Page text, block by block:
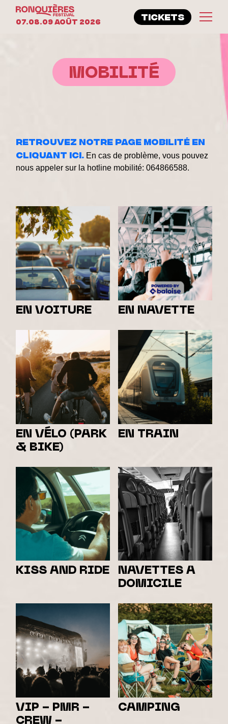
07.08.09 Août 2026
TICKETS
MOBILITÉ
Retrouvez notre page mobilité en
cliquant ici. En cas de problème, vous pouvez
nous appeler sur la hotline mobilité: 064866588.
EN VOITURE EN NAVETTE
EN VÉLO (PARK
& BIKE)
EN TRAIN
KISS AND RIDE
NAVETTES A
DOMICILE
VIP - PMR -
CREW -
CAMPING